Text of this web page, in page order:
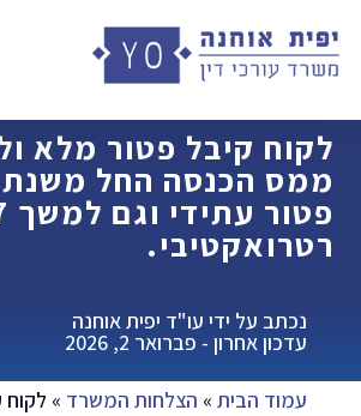
לקוח קיבל פטור מלא
רטרואקטיבי.
נכתב על ידי עו"ד יפית אוחנה
עדכון אחרון - פברואר 2, 2026
עמוד הבית» הצלחות המשרד » לקוח